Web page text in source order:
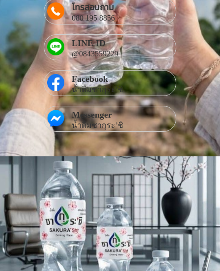
โทรสอบถาม
080 195 8856
LINE ID
@0843559229
Facebook
น้ำดื่มซากุระ’ชิ
Messenger
น้ำดื่มซากุระ’ชิ